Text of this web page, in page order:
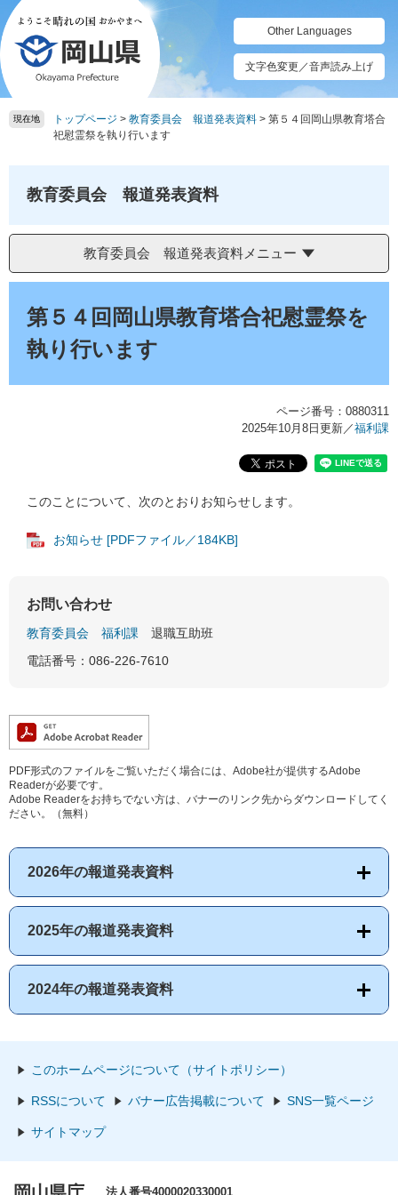
ペ
ー
ジ
の
先
頭
メ
ニ
ュ
ー
を
飛
Other Languages
文字色変更／音声読み上げ
現在地 トップページ > 教育委員会 報道発表資料 > 第５４回岡山県教育塔合
祀慰霊祭を執り行います
教育委員会 報道発表資料
教育委員会 報道発表資料メニュー
第５４回岡山県教育塔合祀慰霊祭を
執り行います
ページ番号：0880311
2025年10月8日更新／福利課
このことについて、次のとおりお知らせします。
お知らせ [PDFファイル／184KB]
お問い合わせ
教育委員会 福利課
退職互助班
電話番号：086-226-7610
PDF形式のファイルをご覧いただく場合には、Adobe社が提供するAdobe
Readerが必要です。
Adobe Readerをお持ちでない方は、バナーのリンク先からダウンロードしてく
ださい。（無料）
2026年の報道発表資料
2025年の報道発表資料
2024年の報道発表資料
このホームページについて（サイトポリシー）
RSSについて バナー広告掲載について SNS一覧ページ
サイトマップ
法人番号4000020330001